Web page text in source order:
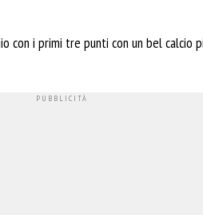
con i primi tre punti con un bel calcio